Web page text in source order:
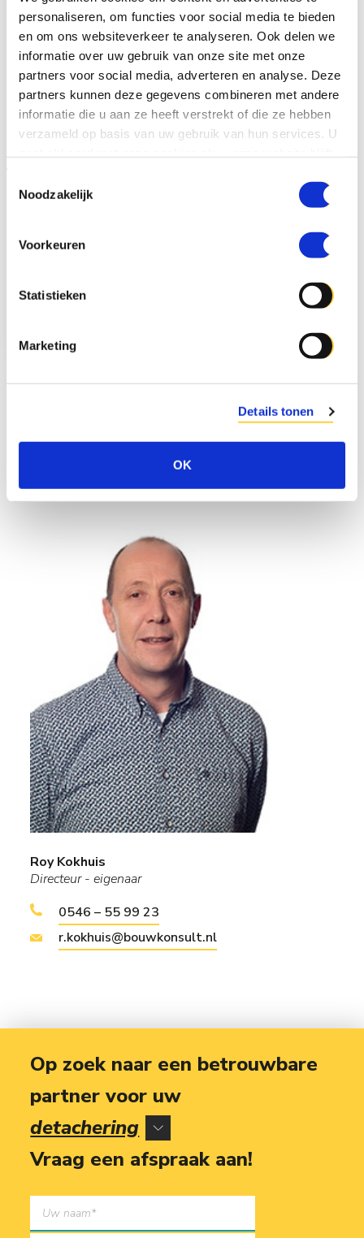
personaliseren, om functies voor social media te bieden
en om ons websiteverkeer te analyseren. Ook delen we
informatie over uw gebruik van onze site met onze
partners voor social media, adverteren en analyse. Deze
partners kunnen deze gegevens combineren met andere
informatie die u aan ze heeft verstrekt of die ze hebben
verzameld op basis van uw gebruik van hun services. U
Noodzakelijk
Voorkeuren
Statistieken
Marketing
Details tonen
OK
Technohal Universiteit
Twente
Kerngegevens:
huisvesten
Onze
Meer weten over detachering?
Roy Kokhuis
Directeur - eigenaar
0546 – 55 99 23
r.kokhuis@bouwkonsult.nl
Op zoek naar een betrouwbare
partner voor uw
detachering
Vraag een afspraak aan!